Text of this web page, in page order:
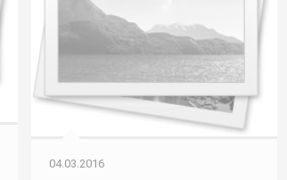
04.03.2016